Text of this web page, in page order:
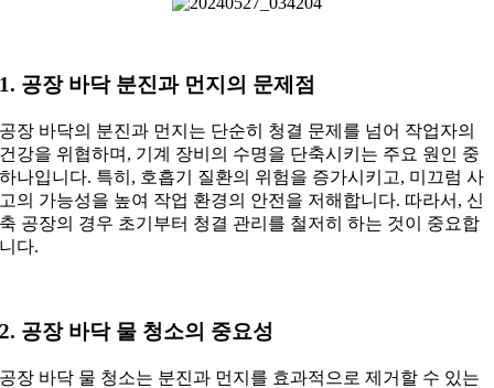
1. 공장 바닥 분진과 먼지의 문제점
공장 바닥의 분진과 먼지는 단순히 청결 문제를 넘어 작업자의
건강을 위협하며, 기계 장비의 수명을 단축시키는 주요 원인 중
하나입니다. 특히, 호흡기 질환의 위험을 증가시키고, 미끄럼 사
고의 가능성을 높여 작업 환경의 안전을 저해합니다. 따라서, 신
축 공장의 경우 초기부터 청결 관리를 철저히 하는 것이 중요합
니다.
2. 공장 바닥 물 청소의 중요성
공장 바닥 물 청소는 분진과 먼지를 효과적으로 제거할 수 있는